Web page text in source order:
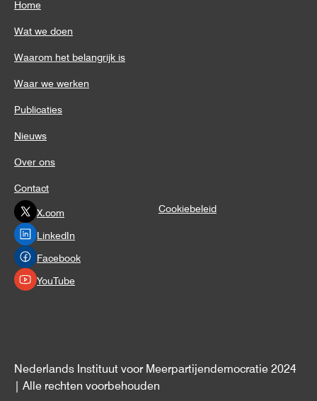
Home
Wat we doen
Waarom het belangrijk is
Waar we werken
Publicaties
Nieuws
Over ons
Contact
X.com
LinkedIn
Facebook
YouTube
Cookiebeleid
Nederlands Instituut voor Meerpartijendemocratie 2024
| Alle rechten voorbehouden